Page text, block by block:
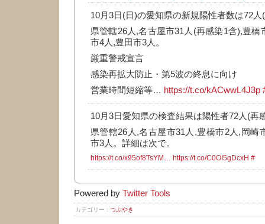
10月3日(日)の愛知県の新規陽性者数は72人
県管轄26人,名古屋市31人(再感染1含),豊橋
市4人,豊田市3人。
厳重警戒宣言
感染再拡大防止・第5波の終息に向け
営業時間短縮等… https://t.co/kACwwL4J3p
10月3日愛知県の検査結果は陽性者72人(再
県管轄26人,名古屋市31人,豊橋市2人,岡崎
市3人。詳細は次で。
https://t.co/x95of8TsYM… https://t.co/C0OI5gDcxH #
Powered by Twitter Tools
カテゴリー : つぶやき